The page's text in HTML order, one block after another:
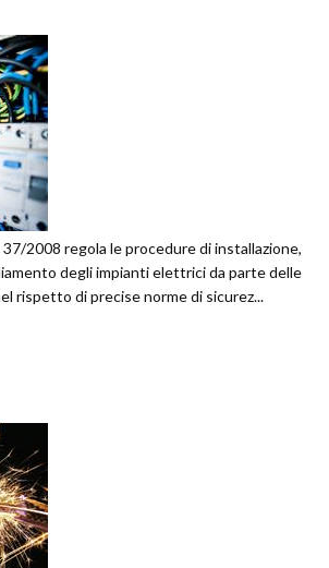
2008 regola le procedure di installazione,
degli impianti elettrici da parte delle
rispetto di precise norme di sicurez...